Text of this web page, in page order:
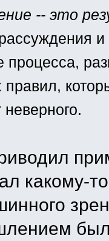
-- это
и
процесса,
правил,
какому-